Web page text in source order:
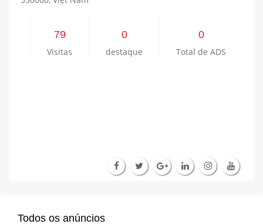
79
Visitas
0
destaque
0
Total de ADS
Todos os anúncios